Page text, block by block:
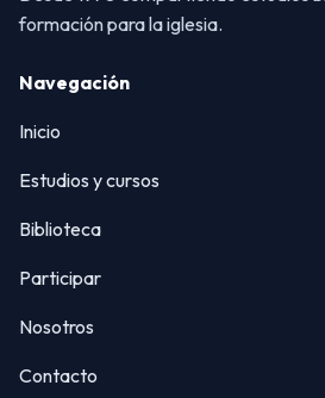
formación para la iglesia.
Navegación
Inicio
Estudios y cursos
Biblioteca
Participar
Nosotros
Contacto